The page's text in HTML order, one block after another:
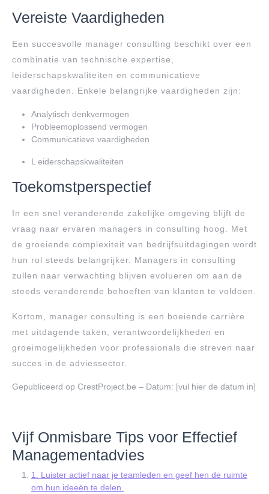
Vereiste Vaardigheden
Een succesvolle manager consulting beschikt over een
combinatie van technische expertise,
leiderschapskwaliteiten en communicatieve
vaardigheden. Enkele belangrijke vaardigheden zijn:
Analytisch denkvermogen
Probleemoplossend vermogen
Communicatieve vaardigheden
L eiderschapskwaliteiten
Toekomstperspectief
In een snel veranderende zakelijke omgeving blijft de
vraag naar ervaren managers in consulting hoog. Met
de groeiende complexiteit van bedrijfsuitdagingen wordt
hun rol steeds belangrijker. Managers in consulting
zullen naar verwachting blijven evolueren om aan de
steeds veranderende behoeften van klanten te voldoen.
Kortom, manager consulting is een boeiende carrière
met uitdagende taken, verantwoordelijkheden en
groeimogelijkheden voor professionals die streven naar
succes in de adviessector.
Gepubliceerd op CrestProject.be – Datum: [vul hier de datum in]
Vijf Onmisbare Tips voor Effectief
Managementadvies
1. Luister actief naar je teamleden en geef hen de ruimte
om hun ideeën te delen.